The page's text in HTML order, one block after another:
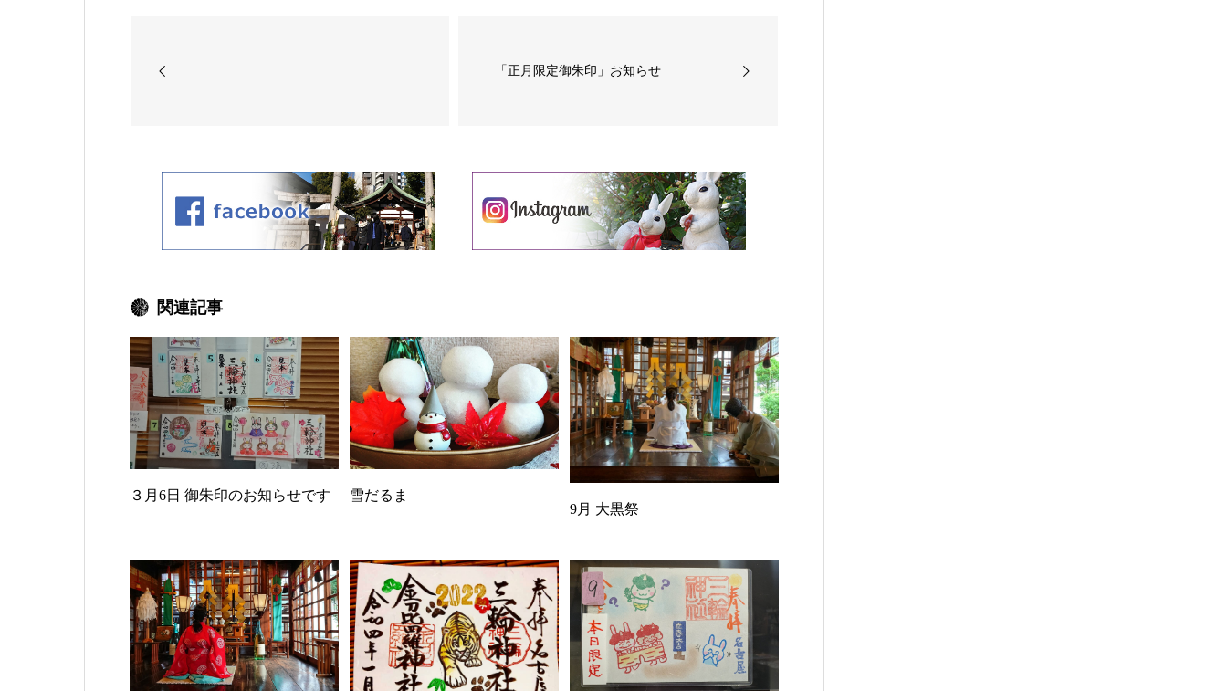
「正月限定御朱印」お知らせ
関連記事
３月6日 御朱印のお知らせです
雪だるま
9月 大黒祭